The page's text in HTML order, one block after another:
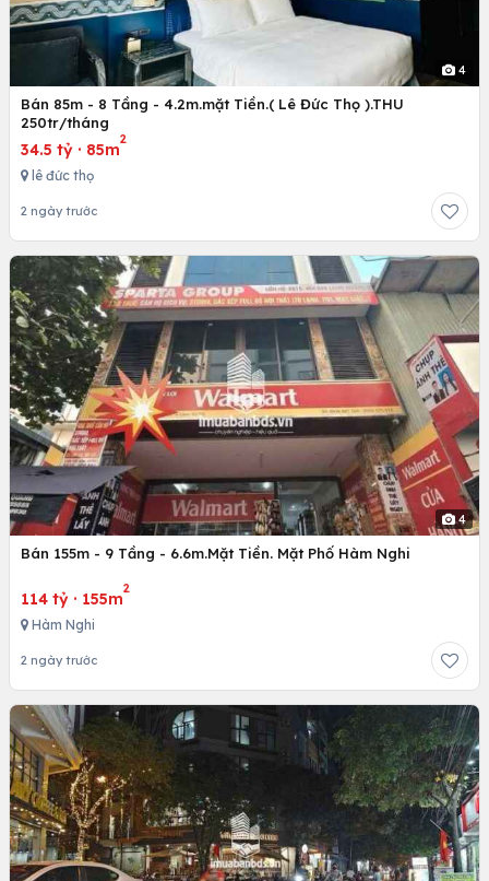
4
Bán 85m - 8 Tầng - 4.2m.mặt Tiền.( Lê Đức Thọ ).THU
250tr/tháng
34.5 tỷ · 85m
2
lê đức thọ
2 ngày trước
4
Bán 155m - 9 Tầng - 6.6m.Mặt Tiền. Mặt Phố Hàm Nghi
114 tỷ · 155m
2
Hàm Nghi
2 ngày trước